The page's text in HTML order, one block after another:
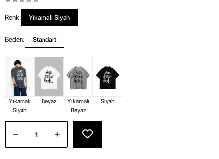
Renk: Yıkamalı Siyah
Beden: Standart
Yıkamalı
Siyah
Beyaz
Yıkamalı
Beyaz
Siyah